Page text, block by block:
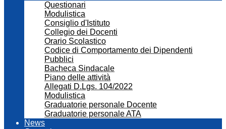
Questionari
Modulistica
Consiglio d'Istituto
Collegio dei Docenti
Orario Scolastico
Codice di Comportamento dei Dipendenti
Pubblici
Bacheca Sindacale
Piano delle attività
Allegati D.Lgs. 104/2022
Modulistica
Graduatorie personale Docente
Graduatorie personale ATA
News